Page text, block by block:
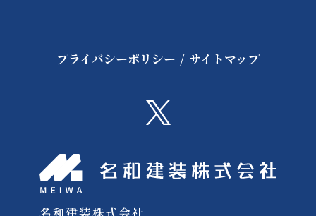
名和建装株式会社
プライバシーポリシー / サイトマップ